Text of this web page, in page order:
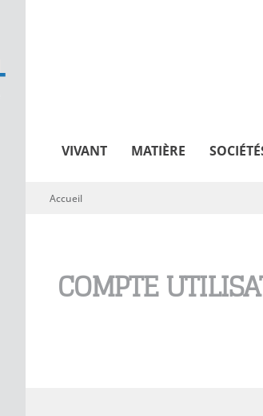
VIVANT MATIÈRE
Vous êtes ici
Accueil
COMPTE